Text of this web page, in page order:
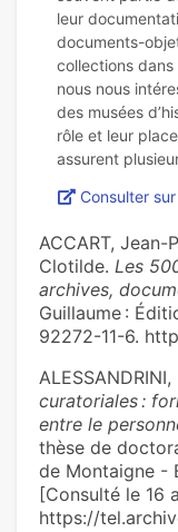
leur
documents-
collections dans
nous nous
des musées
rôle et leur
Consulter
ACCART, Jean-
Clotilde. Les
archives,
Guillaume :
92272-11-6.
curatoriales :
entre le
thèse de
de Montaigne -
[Consulté le 16
https://